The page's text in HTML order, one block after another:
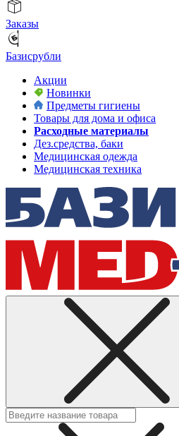
Заказы
Базисрубли
Акции
Новинки
Предметы гигиены
Товары для дома и офиса
Расходные материалы
Дез.средства, баки
Медицинская одежда
Медицинская техника